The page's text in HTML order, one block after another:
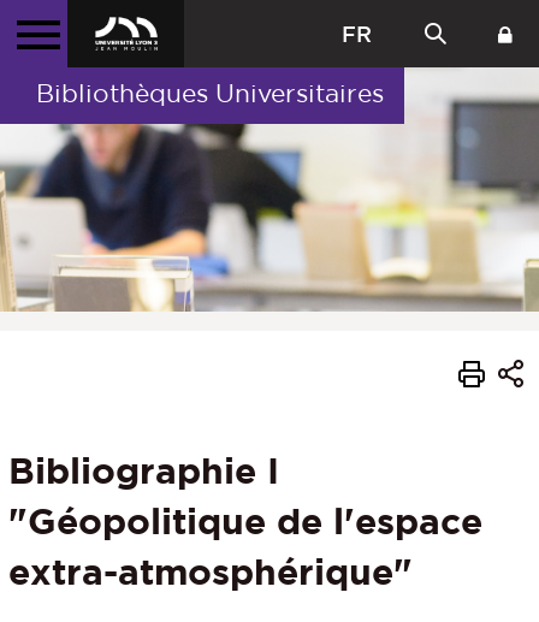
FR
Bibliothèques Universitaires
Bibliographie I
"Géopolitique de l'espace
extra-atmosphérique"